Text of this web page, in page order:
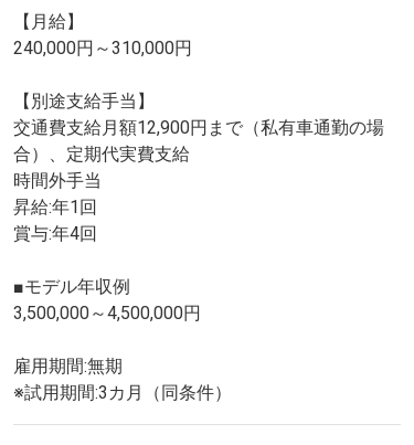
【月給】
240,000円～310,000円
【別途支給手当】
交通費支給月額12,900円まで（私有車通勤の場
合）、定期代実費支給
時間外手当
昇給:年1回
賞与:年4回
■モデル年収例
3,500,000～4,500,000円
雇用期間:無期
※試用期間:3カ月（同条件）